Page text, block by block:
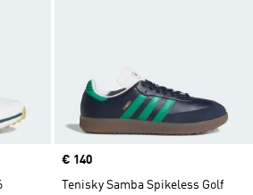
Price
€ 140
Tenisky Samba Spikeless Golf